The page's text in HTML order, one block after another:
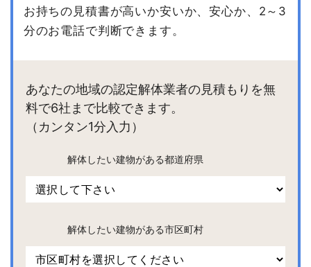
お持ちの見積書が高いか安いか、安心か、2～3
分のお電話で判断できます。
あなたの地域の認定解体業者の見積もりを無
料で6社まで比較できます。
（カンタン1分入力）
解体したい建物がある都道府県
解体したい建物がある市区町村